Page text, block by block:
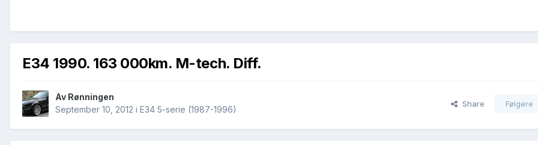
E34 1990. 163 000km. M-tech. Diff.
Av Rønningen
September 10, 2012 i E34 5-serie (1987-1996)
Share Følgere